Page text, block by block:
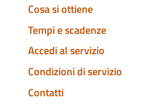
Cosa si ottiene
Tempi e scadenze
Accedi al servizio
Condizioni di servizio
Contatti